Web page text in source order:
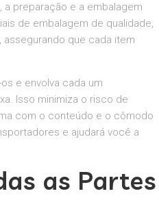
, a preparação e a embalagem
de embalagem de qualidade,
que cada item
e envolva cada um
Isso minimiza o risco de
com o conteúdo e o cômodo
e ajudará você a
as Partes